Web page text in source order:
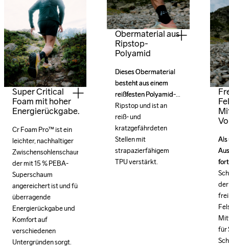
Super Critical
Foam mit hoher
Energierückgabe.
Cr Foam Pro™ ist ein
leichter, nachhaltiger
Zwischensohlenschaum,
der mit 15 % PEBA-
Superschaum
angereichert ist und für
überragende
Energierückgabe und
Komfort auf
verschiedenen
Untergründen sorgt.
Obermaterial aus
Ripstop-
Polyamid
Dieses Obermaterial
besteht aus einem
reißfesten Polyamid-
Ripstop und ist an
reiß- und
kratzgefährdeten
Stellen mit
strapazierfähigem
TPU verstärkt.
Dieses Obermaterial
besteht aus einem
reißfesten Polyamid-
Ripstop und ist an
reiß- und
kratzgefährdeten
Stellen mit
strapazierfähigem
TPU verstärkt.
der
für
der
für